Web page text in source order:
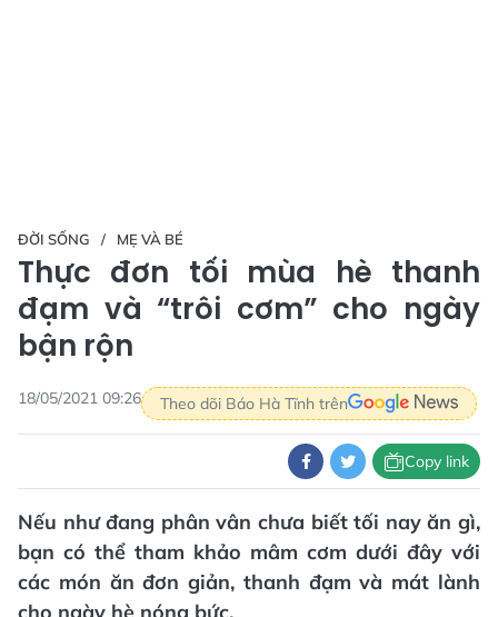
ĐỜI SỐNG MẸ VÀ BÉ
Thực đơn tối mùa hè thanh
đạm và “trôi cơm” cho ngày
bận rộn
18/05/2021 09:26 Theo dõi Báo Hà Tĩnh trên
Copy link
Nếu như đang phân vân chưa biết tối nay ăn gì,
bạn có thể tham khảo mâm cơm dưới đây với
các món ăn đơn giản, thanh đạm và mát lành